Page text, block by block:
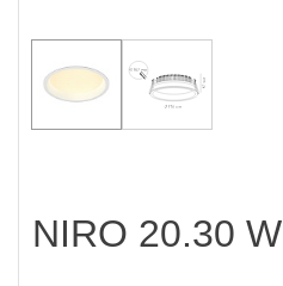
NIRO 20.30 W